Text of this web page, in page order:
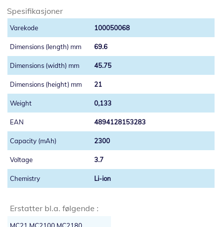
Spesifikasjoner
100050068
69.6
45.75
21
0,133
4894128153283
2300
3.7
Li-ion
Erstatter bl.a. følgende :